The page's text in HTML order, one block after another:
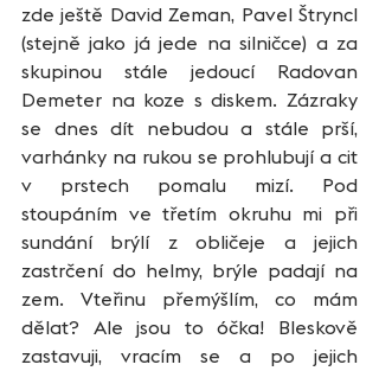
zde ještě David Zeman, Pavel Štryncl
(stejně jako já jede na silničce) a za
skupinou stále jedoucí Radovan
Demeter na koze s diskem. Zázraky
se dnes dít nebudou a stále prší,
varhánky na rukou se prohlubují a cit
v prstech pomalu mizí. Pod
stoupáním ve třetím okruhu mi při
sundání brýlí z obličeje a jejich
zastrčení do helmy, brýle padají na
zem. Vteřinu přemýšlím, co mám
dělat? Ale jsou to óčka! Bleskově
zastavuji, vracím se a po jejich